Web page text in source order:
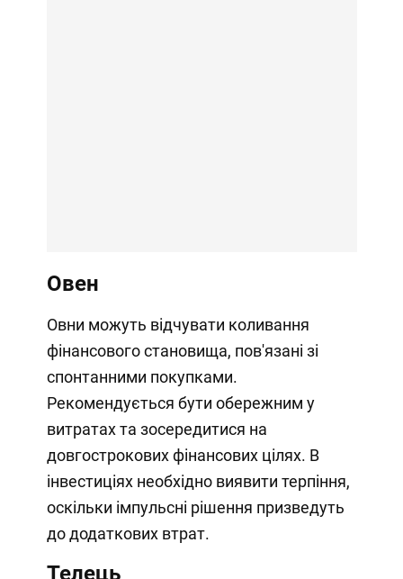
Овен
Овни можуть відчувати коливання
фінансового становища, пов'язані зі
спонтанними покупками.
Рекомендується бути обережним у
витратах та зосередитися на
довгострокових фінансових цілях. В
інвестиціях необхідно виявити терпіння,
оскільки імпульсні рішення призведуть
до додаткових втрат.
Телець